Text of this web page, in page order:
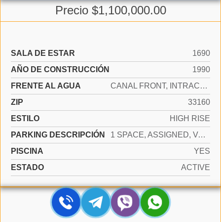
Precio $1,100,000.00
SALA DE ESTAR
1690
AÑO DE CONSTRUCCIÓN
1990
FRENTE AL AGUA
CANAL FRONT, INTRACOASTAL FRONT, LAKE
ZIP
33160
ESTILO
HIGH RISE
PARKING DESCRIPCIÓN
1 SPACE, ASSIGNED, VALET, NO MOTORCYCLE
PISCINA
YES
ESTADO
ACTIVE